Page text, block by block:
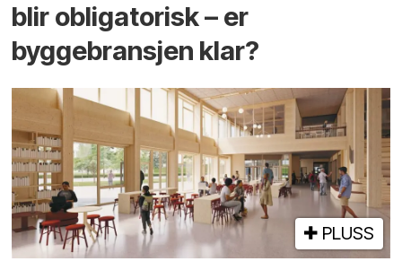
blir obligatorisk – er
byggebransjen klar?
PLUSS